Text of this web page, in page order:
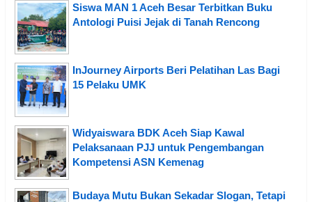
Siswa MAN 1 Aceh Besar Terbitkan Buku
Antologi Puisi Jejak di Tanah Rencong
InJourney Airports Beri Pelatihan Las Bagi
15 Pelaku UMK
Widyaiswara BDK Aceh Siap Kawal
Pelaksanaan PJJ untuk Pengembangan
Kompetensi ASN Kemenag
Budaya Mutu Bukan Sekadar Slogan, Tetapi